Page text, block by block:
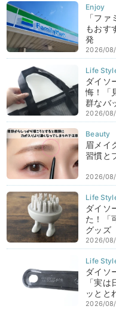
「フ
もおす
発
2026/
ダイソ
悔！「
群なバ
2026/
眉メイ
習慣と
2026/
ダイソ
た！「
グッズ
2026/
ダイソ
「実
ッとと
2026/